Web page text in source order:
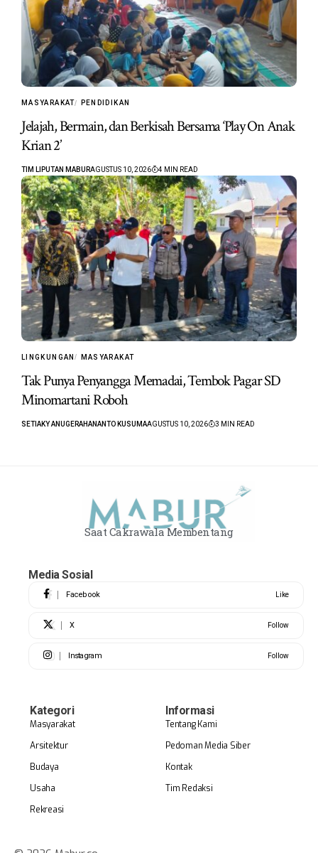
MASYARAKAT PENDIDIKAN
Jelajah, Bermain, dan Berkisah Bersama ‘Play On Anak
Krian 2’
TIM LIPUTAN MABURAGUSTUS 10, 2026 4 MIN READ
LINGKUNGAN MASYARAKAT
Tak Punya Penyangga Memadai, Tembok Pagar SD
Minomartani Roboh
SETIAKY ANUGERAHANANTO KUSUMAAGUSTUS 10, 2026 3 MIN READ
Saat Cakrawala Membentang
Media Sosial
Facebook Like
X Follow
Instagram Follow
Kategori
Masyarakat
Arsitektur
Budaya
Usaha
Rekreasi
Informasi
Tentang Kami
Pedoman Media Siber
Kontak
Tim Redaksi